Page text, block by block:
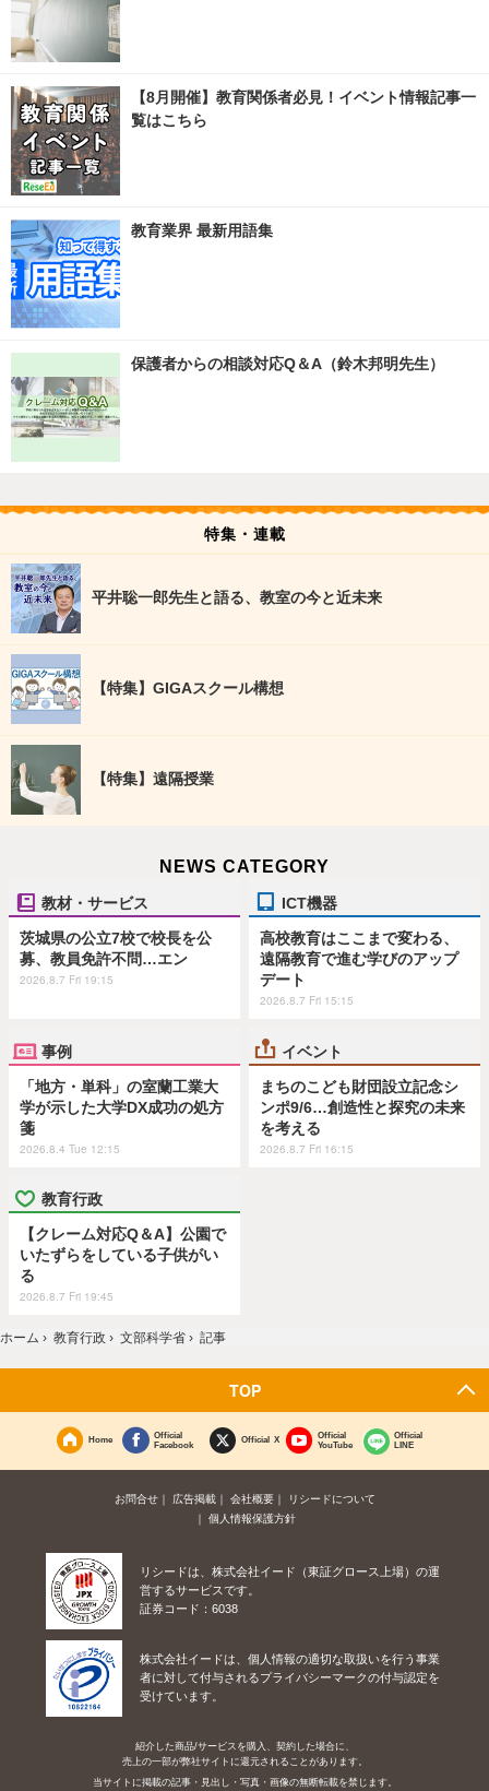
【8月開催】教育関係者必見！イベント情報記事一
覧はこちら
教育業界 最新用語集
保護者からの相談対応Q＆A（鈴木邦明先生）
特集・連載
平井聡一郎先生と語る、教室の今と近未来
【特集】GIGAスクール構想
【特集】遠隔授業
NEWS CATEGORY
教材・サービス
茨城県の公立7校で校長を公
募、教員免許不問…エン
2026.8.7 Fri 19:15
ICT機器
高校教育はここまで変わる、
遠隔教育で進む学びのアップ
デート
2026.8.7 Fri 15:15
事例
「地方・単科」の室蘭工業大
学が示した大学DX成功の処方
箋
2026.8.4 Tue 12:15
イベント
まちのこども財団設立記念シ
ンポ9/6…創造性と探究の未来
を考える
2026.8.7 Fri 16:15
教育行政
【クレーム対応Q＆A】公園で
いたずらをしている子供がい
る
2026.8.7 Fri 19:45
ホーム › 教育行政 › 文部科学省 › 記事
TOP
Home
Official
Facebook
Official X
Official
YouTube
Official
LINE
お問合せ 広告掲載 会社概要
リシードについて
個人情報保護方針
リシードは、株式会社イード（東証グロース上場）の運
営するサービスです。
証券コード：6038
株式会社イードは、個人情報の適切な取扱いを行う事業
者に対して付与されるプライバシーマークの付与認定を
受けています。
紹介した商品/サービスを購入、契約した場合に、
売上の一部が弊社サイトに還元されることがあります。
当サイトに掲載の記事・見出し・写真・画像の無断転載を禁じます。